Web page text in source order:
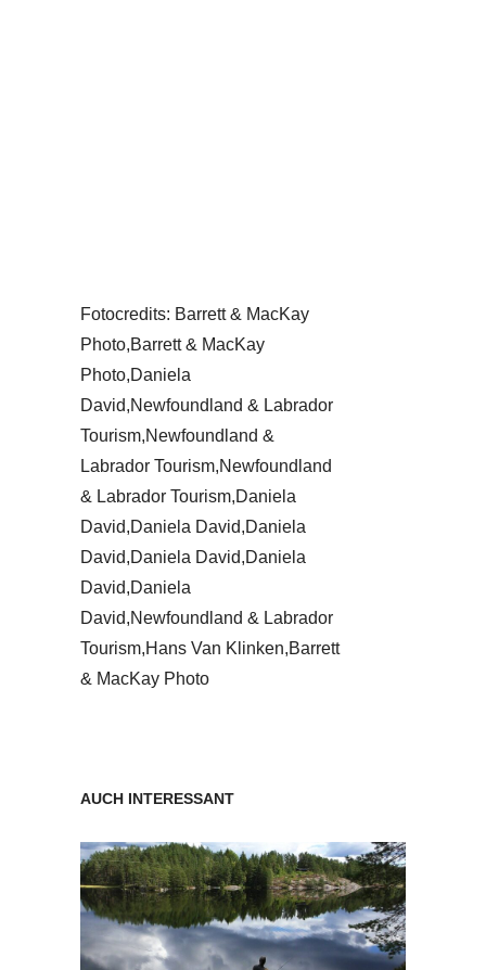
Fotocredits: Barrett & MacKay
Photo,Barrett & MacKay
Photo,Daniela
David,Newfoundland & Labrador
Tourism,Newfoundland &
Labrador Tourism,Newfoundland
& Labrador Tourism,Daniela
David,Daniela David,Daniela
David,Daniela David,Daniela
David,Daniela
David,Newfoundland & Labrador
Tourism,Hans Van Klinken,Barrett
& MacKay Photo
AUCH INTERESSANT